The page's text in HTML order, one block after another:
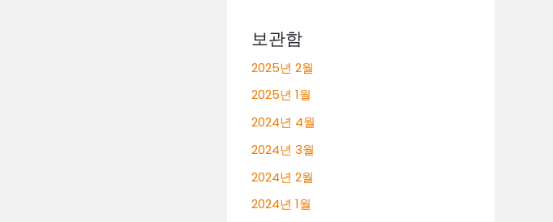
보관함
2025년 2월
2025년 1월
2024년 4월
2024년 3월
2024년 2월
2024년 1월